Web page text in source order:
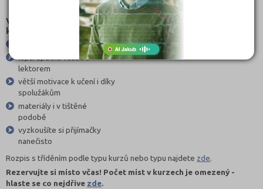
Výhody prezenčních
kurzů:
výuka v malé skupině
lepší zpětná vazba s
lektorem
větší motivace k učení i díky
spolužákům
materiály i v tištěné
podobě
vyzkoušíte si přijímačky
nanečisto
Rozpis s tříděním podle typu kurzů nebo typu najdete zde.
Rezervujte si místo včas! Počet míst v kurzech je omezený -
hlaste se co nejdříve zde.